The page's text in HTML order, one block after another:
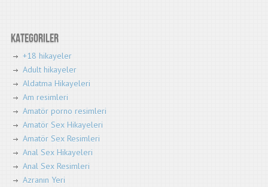
Kategoriler
+18 hikayeler
Adult hikayeler
Aldatma Hikayeleri
Am resimleri
Amatör porno resimleri
Amatör Sex Hikayeleri
Amatör Sex Resimleri
Anal Sex Hikayeleri
Anal Sex Resimleri
Azranın Yeri